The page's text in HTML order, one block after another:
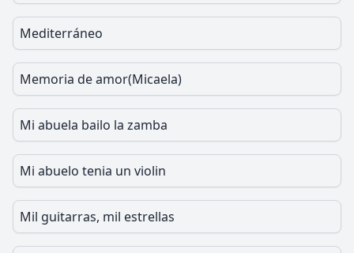
Mediterráneo
Memoria de amor(Micaela)
Mi abuela bailo la zamba
Mi abuelo tenia un violin
Mil guitarras, mil estrellas